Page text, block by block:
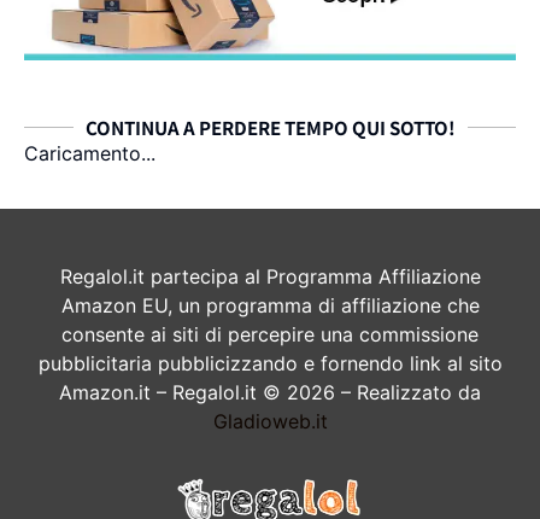
CONTINUA A PERDERE TEMPO QUI SOTTO!
Caricamento...
Regalol.it partecipa al Programma Affiliazione
Amazon EU, un programma di affiliazione che
consente ai siti di percepire una commissione
pubblicitaria pubblicizzando e fornendo link al sito
Amazon.it – Regalol.it © 2026 – Realizzato da
Gladioweb.it